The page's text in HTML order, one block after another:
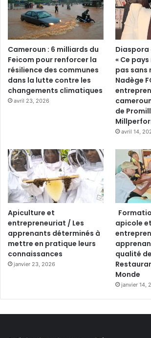
Cameroun : 6 milliards du
Feicom pour renforcer la
résilience des communes
dans la lutte contre les
changements climatiques
avril 23, 2026
Diaspora
« Ce
pas sans
Nadège
de
avril 14,
Apiculture et
entrepreneuriat / Les
apprenants déterminés à
mettre en pratique leurs
connaissances
janvier 23, 2026
apicole et
qualité
Monde
janvier 14,